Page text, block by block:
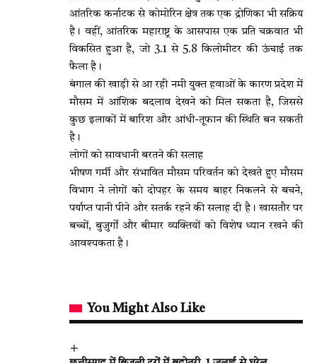
आंतरिक कर्नाटक से कोमोरिन क्षेत्र तक एक द्रोणिका भी सक्रिय
है। वहीं, आंतरिक महाराष्ट्र के आसपास एक प्रति चक्रवात भी
विकसित हुआ है, जो 3.1 से 5.8 किलोमीटर की ऊंचाई तक
फैला है।
बंगाल की खाड़ी से आ रही नमी युक्त हवाओं के कारण प्रदेश में
मौसम में आंशिक बदलाव देखने को मिल सकता है, जिससे
कुछ इलाकों में बारिश और आंधी-तूफान की स्थिति बन सकती
है।
लोगों को सावधानी बरतने की सलाह
भीषण गर्मी और संभावित मौसम परिवर्तन को देखते हुए मौसम
विभाग ने लोगों को दोपहर के समय बाहर निकलने से बचने,
पर्याप्त पानी पीने और सतर्क रहने की सलाह दी है। खासतौर पर
बच्चों, बुजुर्गों और बीमार व्यक्तियों को विशेष ध्यान रखने की
आवश्यकता है।
You Might Also Like